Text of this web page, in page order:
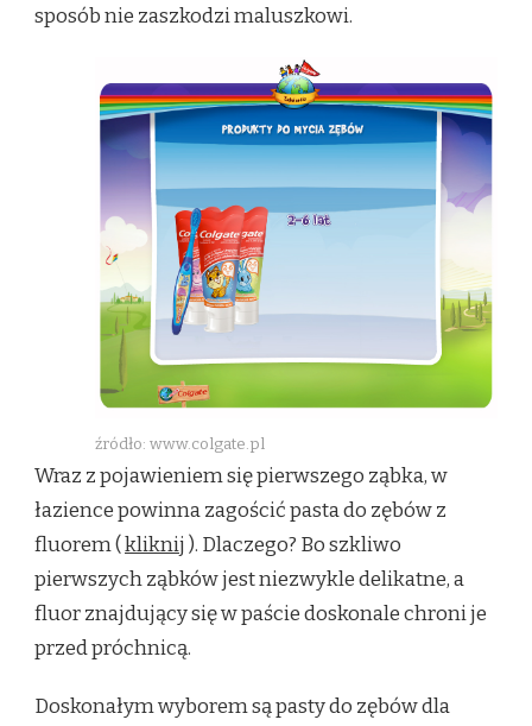
sposób nie zaszkodzi maluszkowi.
źródło: www.colgate.pl
Wraz z pojawieniem się pierwszego ząbka, w
łazience powinna zagościć pasta do zębów z
fluorem (kliknij ). Dlaczego? Bo szkliwo
pierwszych ząbków jest niezwykle delikatne, a
fluor znajdujący się w paście doskonale chroni je
przed próchnicą.
Doskonałym wyborem są pasty do zębów dla